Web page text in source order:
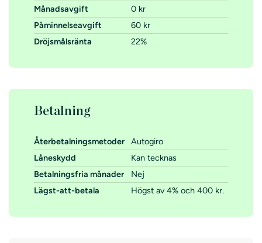
Månadsavgift
0 kr
Påminnelseavgift
60 kr
Dröjsmålsränta
22%
Betalning
Återbetalningsmetoder
Autogiro
Låneskydd
Kan tecknas
Betalningsfria månader
Nej
Lägst-att-betala
Högst av 4% och 400 kr.